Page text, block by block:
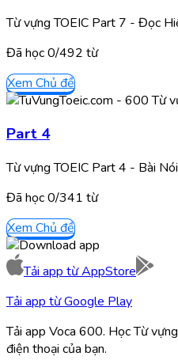
Từ vựng TOEIC Part 7 - Đọc
Đã học0/492 từ
Xem Chủ đề
Part 4
Từ vựng TOEIC Part 4 - Bài
Đã học0/341 từ
Xem Chủ đề
Tải app từAppStore
Tải app từGoogle Play
Tải app Voca 600. Học Từ
điện thoại của bạn.